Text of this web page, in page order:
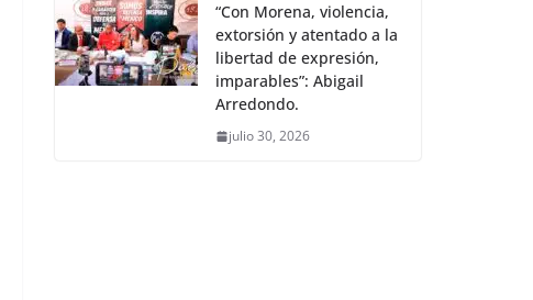
“Con Morena, violencia,
extorsión y atentado a la
libertad de expresión,
imparables”: Abigail
Arredondo.
julio 30, 2026